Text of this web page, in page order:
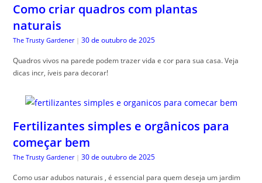
Como criar quadros com plantas
naturais
The Trusty Gardener | 30 de outubro de 2025
Quadros vivos na parede podem trazer vida e cor para sua casa. Veja
dicas incr, íveis para decorar!
Fertilizantes simples e orgânicos para
começar bem
The Trusty Gardener | 30 de outubro de 2025
Como usar adubos naturais , é essencial para quem deseja um jardim